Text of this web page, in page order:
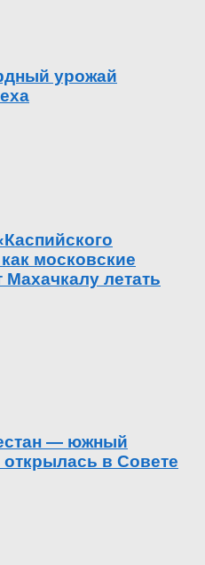
урожай
московские
Махачкалу летать
— южный
в Совете